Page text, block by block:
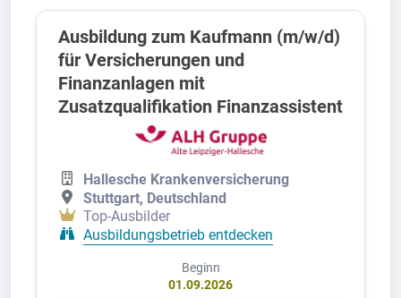
Ausbildung zum Kaufmann (m/w/d)
für Versicherungen und
Finanzanlagen mit
Zusatzqualifikation Finanzassistent
Hallesche Krankenversicherung
Stuttgart, Deutschland
Top-Ausbilder
Ausbildungsbetrieb entdecken
Beginn
01.09.2026